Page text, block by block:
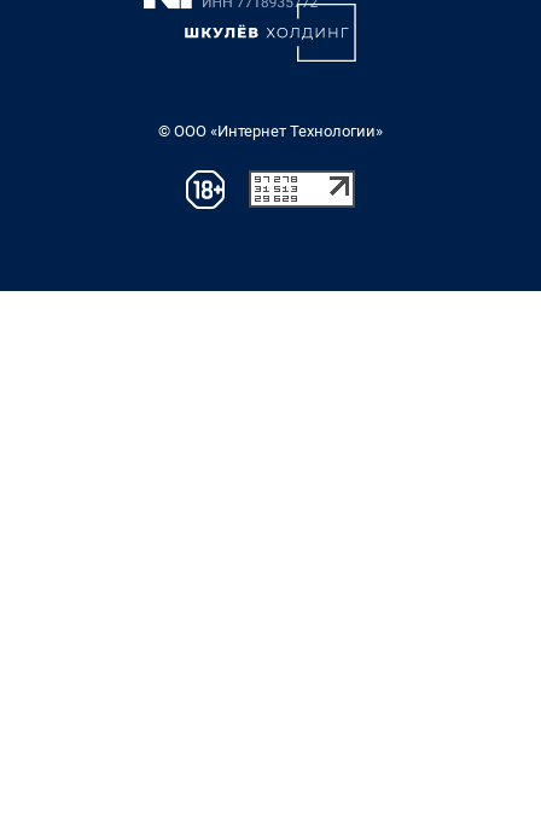
© ООО «Интернет Технологии»